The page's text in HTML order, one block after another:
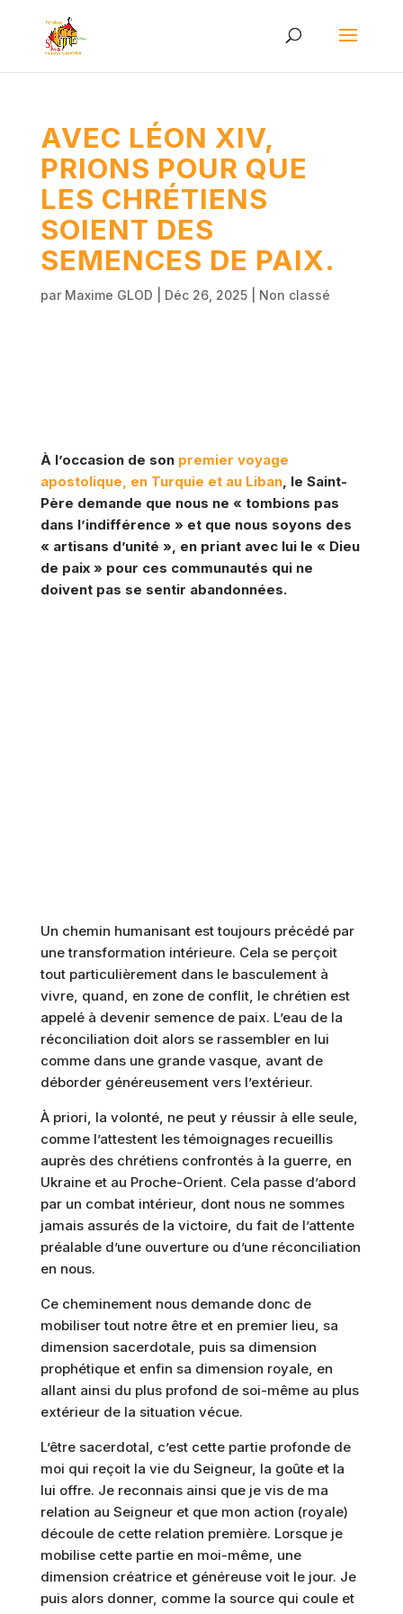
AVEC LÉON XIV,
PRIONS POUR QUE
LES CHRÉTIENS
SOIENT DES
SEMENCES DE PAIX.
par Maxime GLOD Déc 26, 2025| Non classé
À l’occasion de son premier voyage
apostolique, en Turquie et au Liban, le Saint-
Père demande que nous ne « tombions pas
dans l’indifférence » et que nous soyons des
« artisans d’unité », en priant avec lui le « Dieu
de paix » pour ces communautés qui ne
doivent pas se sentir abandonnées.
Un chemin humanisant est toujours précédé par
une transformation intérieure. Cela se perçoit
tout particulièrement dans le basculement à
vivre, quand, en zone de conflit, le chrétien est
appelé à devenir semence de paix. L’eau de la
réconciliation doit alors se rassembler en lui
comme dans une grande vasque, avant de
déborder généreusement vers l’extérieur.
À priori, la volonté, ne peut y réussir à elle seule,
comme l’attestent les témoignages recueillis
auprès des chrétiens confrontés à la guerre, en
Ukraine et au Proche-Orient. Cela passe d’abord
par un combat intérieur, dont nous ne sommes
jamais assurés de la victoire, du fait de l’attente
préalable d’une ouverture ou d’une réconciliation
en nous.
Ce cheminement nous demande donc de
mobiliser tout notre être et en premier lieu, sa
dimension sacerdotale, puis sa dimension
prophétique et enfin sa dimension royale, en
allant ainsi du plus profond de soi-même au plus
extérieur de la situation vécue.
L’être sacerdotal, c’est cette partie profonde de
moi qui reçoit la vie du Seigneur, la goûte et la
lui offre. Je reconnais ainsi que je vis de ma
relation au Seigneur et que mon action (royale)
découle de cette relation première. Lorsque je
mobilise cette partie en moi-même, une
dimension créatrice et généreuse voit le jour. Je
puis alors donner, comme la source qui coule et